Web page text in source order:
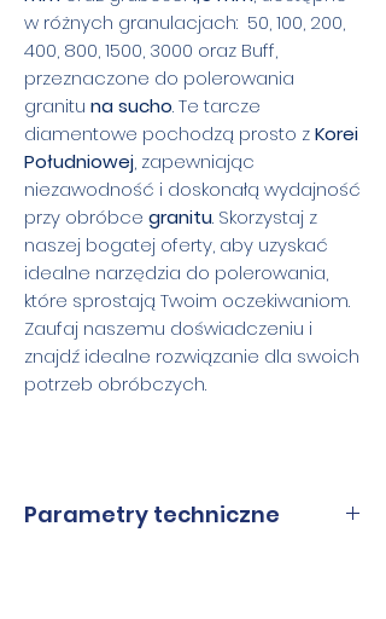
w różnych granulacjach: 50, 100, 200,
400, 800, 1500, 3000 oraz Buff,
przeznaczone do polerowania
granitu na sucho. Te tarcze
diamentowe pochodzą prosto zKorei
Południowej, zapewniając
niezawodność i doskonałą wydajność
przy obróbce granitu. Skorzystaj z
naszej bogatej oferty, aby uzyskać
idealne narzędzia do polerowania,
które sprostają Twoim oczekiwaniom.
Zaufaj naszemu doświadczeniu i
znajdź idealne rozwiązanie dla swoich
potrzeb obróbczych.
Parametry techniczne